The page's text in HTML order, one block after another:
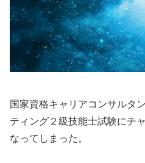
国家資格キャリアコンサルタ
ティング２級技能士試験にチ
なってしまった。